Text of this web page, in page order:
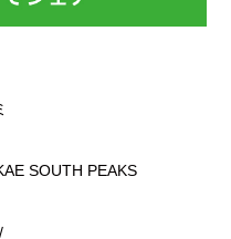
SOUTH PEAKS